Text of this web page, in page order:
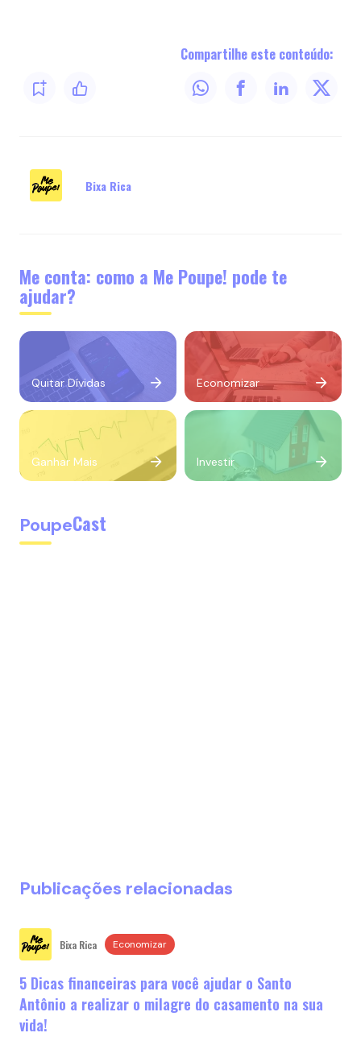
Compartilhe este conteúdo:
Bixa Rica
Me conta: como a Me Poupe! pode te
ajudar?
Quitar Dívidas Economizar
Ganhar Mais Investir
PoupeCast
Publicações relacionadas
Bixa Rica Economizar
5 Dicas financeiras para você ajudar o Santo
Antônio a realizar o milagre do casamento na sua
vida!